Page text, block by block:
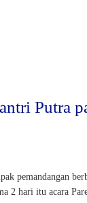
Putra
pemandangan
2 hari itu acara